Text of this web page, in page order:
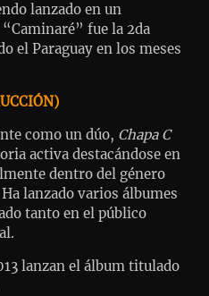
lanzado en un
fue la 2da
el Paraguay en los meses
como un dúo, Chapa C
activa destacándose en
dentro del género
lanzado varios álbumes
tanto en el público
lanzan el álbum titulado